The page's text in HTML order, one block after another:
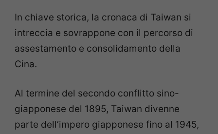
In chiave storica, la cronaca di Taiwan si
intreccia e sovrappone con il percorso di
assestamento e consolidamento della
Cina.
Al termine del secondo conflitto sino-
giapponese del 1895, Taiwan divenne
parte dell’impero giapponese fino al 1945,